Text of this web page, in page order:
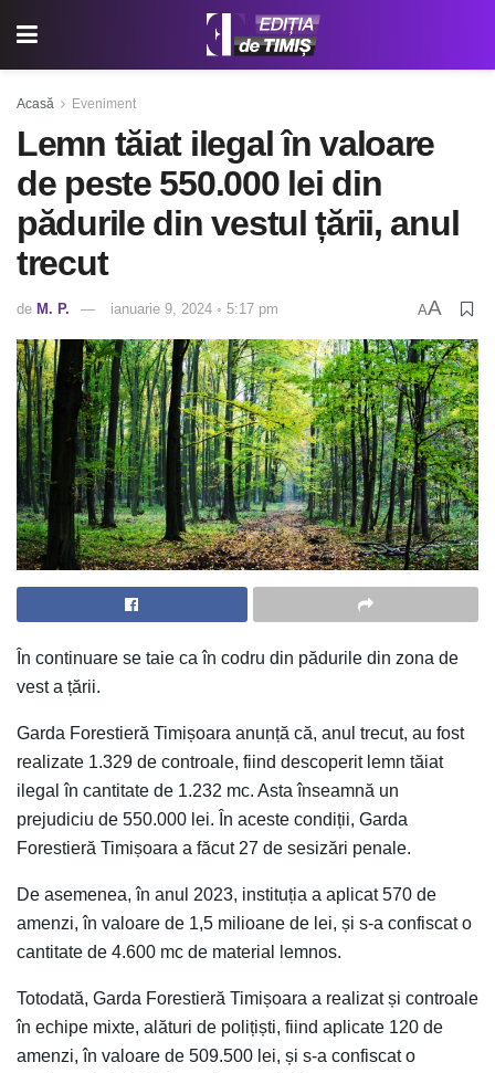
Acasă Eveniment
Lemn tăiat ilegal în valoare
de peste 550.000 lei din
pădurile din vestul țării, anul
trecut
de M. P. ianuarie 9, 2024 ◦ 5:17 pm AA
În continuare se taie ca în codru din pădurile din zona de
vest a țării.
Garda Forestieră Timișoara anunță că, anul trecut, au fost
realizate 1.329 de controale, fiind descoperit lemn tăiat
ilegal în cantitate de 1.232 mc. Asta înseamnă un
prejudiciu de 550.000 lei. În aceste condiții, Garda
Forestieră Timișoara a făcut 27 de sesizări penale.
De asemenea, în anul 2023, instituția a aplicat 570 de
amenzi, în valoare de 1,5 milioane de lei, și s-a confiscat o
cantitate de 4.600 mc de material lemnos.
Totodată, Garda Forestieră Timișoara a realizat și controale
în echipe mixte, alături de polițiști, fiind aplicate 120 de
amenzi, în valoare de 509.500 lei, și s-a confiscat o